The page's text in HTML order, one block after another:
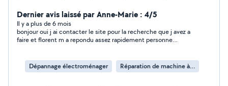
et je suis bien outiller!!
Dernier avis laissé par Anne-Marie : 4/5
Il y a plus de 6 mois
bonjour oui j ai contacter le site pour la recherche que j avez a
faire et florent m a repondu assez rapidement personne
coordonnés
Dépannage électroménager Réparation de machine à laver